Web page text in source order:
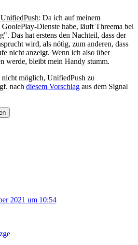
: Da ich auf meinem
GoolePlay-Dienste habe, läuft Threema bei
Das hat erstens den Nachteil, dass der
wird, als nötig, zum anderen, dass
nicht anzeigt. Wenn ich also über
werde, bleibt mein Handy stumm.
nicht möglich, UnifiedPush zu
nach diesem Vorschlag aus dem Signal
2021 um 10:54